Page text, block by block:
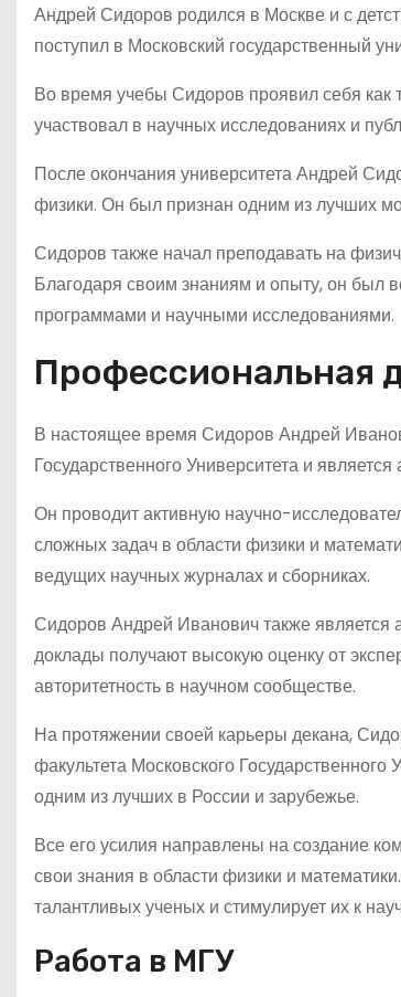
Андрей Сидоров родился в Москве и с
поступил в Московский государственный
Во время учебы Сидоров проявил себя как
участвовал в научных исследованиях и
После окончания университета Андрей
физики. Он был признан одним из лучших
Сидоров также начал преподавать на
Благодаря своим знаниям и опыту, он был
программами и научными исследованиями.
Профессиональная
В настоящее время Сидоров Андрей
Государственного Университета и
Он проводит активную научно-
сложных задач в области физики и
ведущих научных журналах и сборниках.
Сидоров Андрей Иванович также
доклады получают высокую оценку от
авторитетность в научном сообществе.
На протяжении своей карьеры декана,
факультета Московского
одним из лучших в России и зарубежье.
Все его усилия направлены на создание
свои знания в области физики и
талантливых ученых и стимулирует их к
Работа в МГУ